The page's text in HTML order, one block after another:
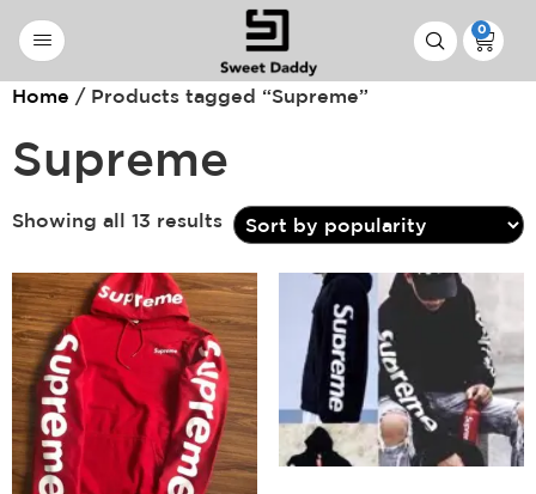
0
Home / Products tagged “Supreme”
Supreme
Showing all 13 results